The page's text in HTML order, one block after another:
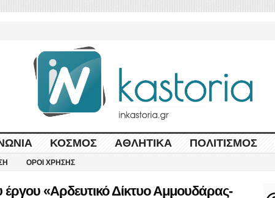
ΚΌΣΜΟΣ ΑΘΛΗΤΙΚΆ ΠΟΛΙΤΙΣΜΌΣ
ΌΡΟΙ ΧΡΉΣΗΣ
«Αρδευτικό Δίκτυο Αμμουδάρας-